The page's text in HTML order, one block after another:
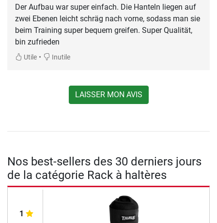
Der Aufbau war super einfach. Die Hanteln liegen auf
zwei Ebenen leicht schräg nach vorne, sodass man sie
beim Training super bequem greifen. Super Qualität,
bin zufrieden
Utile • Inutile
LAISSER MON AVIS
Nos best-sellers des 30 derniers jours
de la catégorie Rack à haltères
1